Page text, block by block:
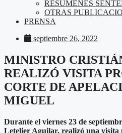
RESÚMENES
OTRAS
PRENSA
septiembre 26, 2022
MINISTRO
REALIZÓ VISITA
CORTE DE
MIGUEL
Durante el viernes 23 de
Letelier Aguilar, realizó una visita